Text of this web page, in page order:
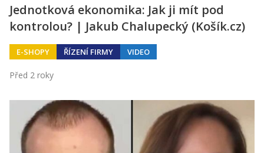
Jednotková ekonomika: Jak ji mít pod
kontrolou? | Jakub Chalupecký (Košík.cz)
E-SHOPY ŘÍZENÍ FIRMY VIDEO
Před 2 roky